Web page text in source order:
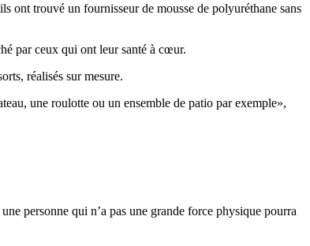
ont trouvé un fournisseur de mousse de polyuréthane sans
par ceux qui ont leur santé à cœur.
réalisés sur mesure.
une roulotte ou un ensemble de patio par exemple»,
personne qui n’a pas une grande force physique pourra